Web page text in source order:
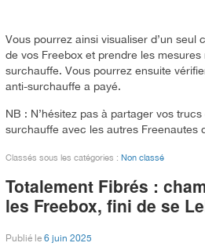
Vous pourrez ainsi visualiser d’un seul
de vos Freebox et prendre les
surchauffe. Vous pourrez ensuite
anti-surchauffe a payé.
NB : N’hésitez pas à partager vos
surchauffe avec les autres Freenautes
Classés sous les catégories : Non classé
Totalement Fibrés :
les Freebox, fini de se
Publié le 6 juin 2025